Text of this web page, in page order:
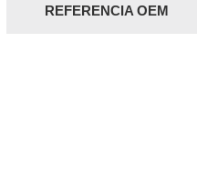
REFERENCIA OEM